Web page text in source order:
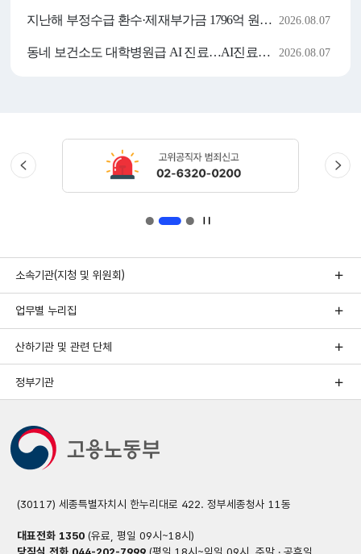
관련
링크로
이전
다음
1/3번2/3번 3/3번자동
소속기관(지청 및 위원회)
업무별 누리집
산하기관 및 관련 단체
정부기관
(30117) 세종특별자치시 한누리대로 422. 정부세종청사 11동
대표전화 1350(유료, 평일 09시~18시)